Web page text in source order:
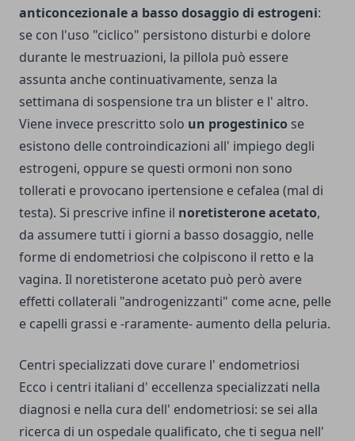
anticoncezionale a basso dosaggio di estrogeni:
se con l'uso "ciclico" persistono disturbi e dolore
durante le mestruazioni, la pillola può essere
assunta anche continuativamente, senza la
settimana di sospensione tra un blister e l' altro.
Viene invece prescritto solo un progestinico se
esistono delle controindicazioni all' impiego degli
estrogeni, oppure se questi ormoni non sono
tollerati e provocano ipertensione e cefalea (mal di
testa). Si prescrive infine il noretisterone acetato,
da assumere tutti i giorni a basso dosaggio, nelle
forme di endometriosi che colpiscono il retto e la
vagina. Il noretisterone acetato può però avere
effetti collaterali "androgenizzanti" come acne, pelle
e capelli grassi e -raramente- aumento della peluria.
Centri specializzati dove curare l' endometriosi
Ecco i centri italiani d' eccellenza specializzati nella
diagnosi e nella cura dell' endometriosi: se sei alla
ricerca di un ospedale qualificato, che ti segua nell'